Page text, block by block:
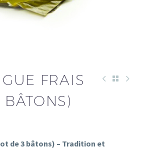
FRAIS
de 3 bâtons) – Tradition et